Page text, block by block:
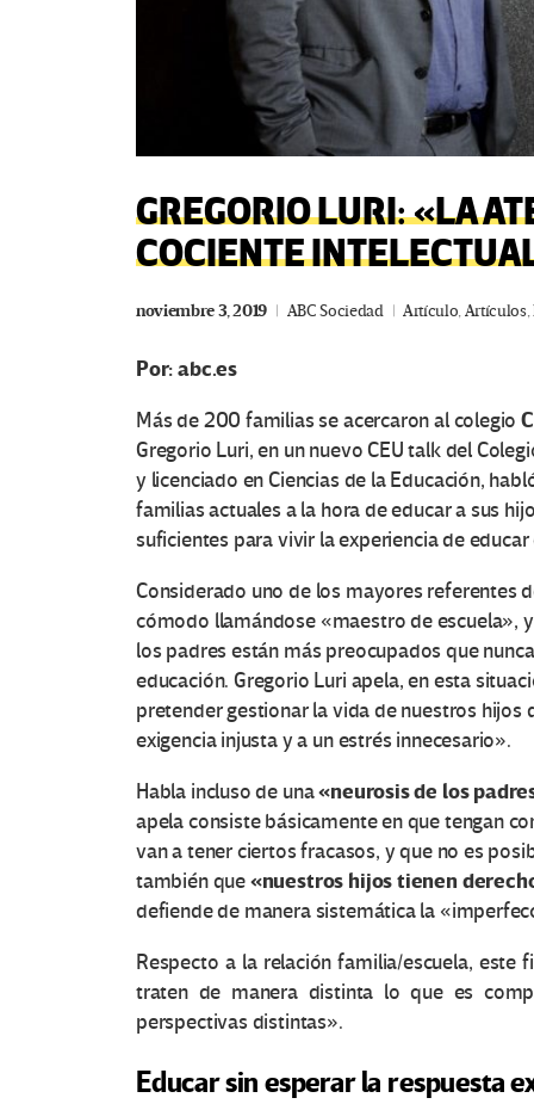
GREGORIO LURI: «LA
COCIENTE
noviembre 3, 2019 ABC Sociedad Artículo,Artículos,
Por: abc.es
Más de 200 familias se acercaron al colegio
Gregorio Luri, en un nuevo CEU talk del
y licenciado en Ciencias de la Educación,
familias actuales a la hora de educar a sus
suficientes para vivir la experiencia de
Considerado uno de los mayores referentes
cómodo llamándose «maestro de escuela»,
los padres están más preocupados que
educación. Gregorio Luri apela, en esta
pretender gestionar la vida de nuestros hijos
exigencia injusta y a un estrés innecesario».
Habla incluso de una«neurosis de los
apela consiste básicamente en que tengan
van a tener ciertos fracasos, y que no es
también que«nuestros hijos tienen
defiende de manera sistemática la
Respecto a la relación familia/escuela,
traten de manera distinta lo que es
perspectivas distintas».
Educar sin esperar la respuesta